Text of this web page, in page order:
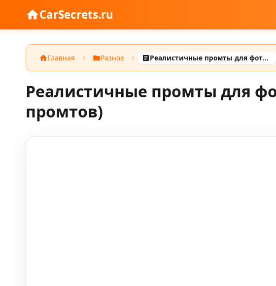
CarSecrets.ru
Главная Разное Реалистичные промты для фотосессии ии (с примерами готовых промтов)
Реалистичные промты для
промтов)